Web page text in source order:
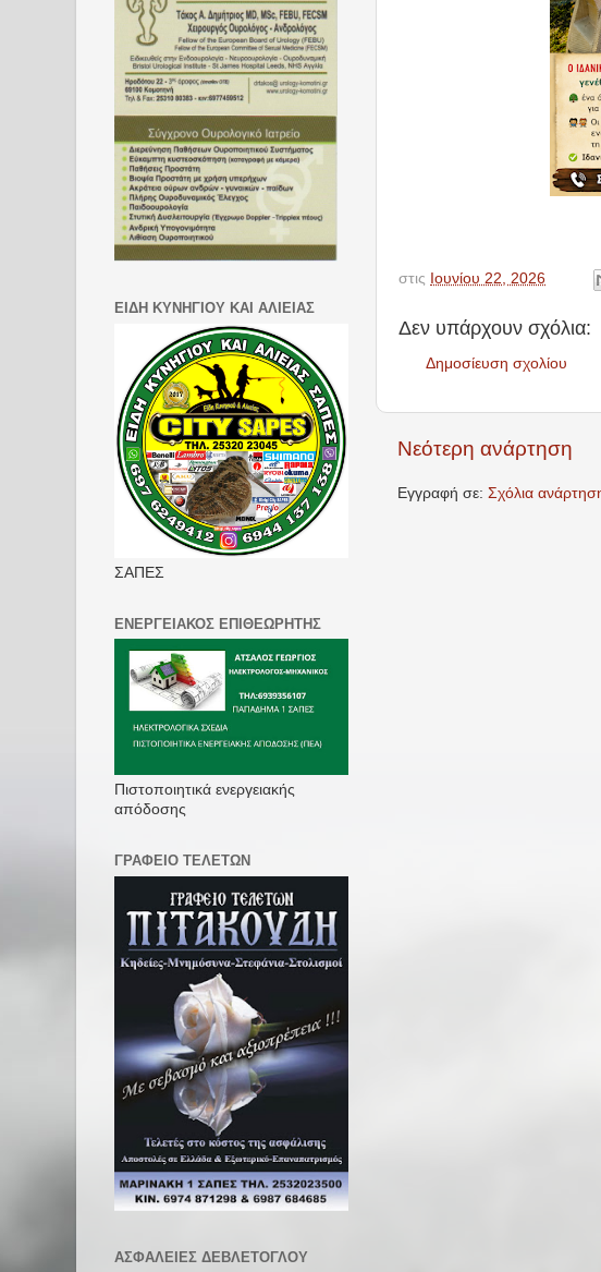
στις Ιουνίου 22, 2026
Δεν υπάρχουν σχόλια:
Δημοσίευση σχολίου
Νεότερη ανάρτηση
Εγγραφή σε: Σχόλια
ΕΙΔΗ ΚΥΝΗΓΙΟΥ ΚΑΙ ΑΛΙΕΙΑΣ
ΣΑΠΕΣ
ΕΝΕΡΓΕΙΑΚΟΣ ΕΠΙΘΕΩΡΗΤΗΣ
Πιστοποιητικά ενεργειακής
απόδοσης
ΓΡΑΦΕΙΟ ΤΕΛΕΤΩΝ
ΑΣΦΑΛΕΙΕΣ ΔΕΒΛΕΤΟΓΛΟΥ